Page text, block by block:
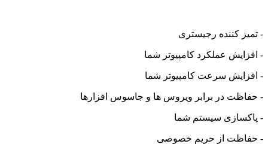
کننده رجیستری
عملکرد کامپیوتر شما
سرعت کامپیوتر شما
در برابر ویروس ها و جاسوس افزارها
سیستم شما
از حریم خصوصی